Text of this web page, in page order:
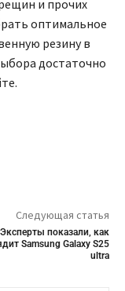
и прочих
оптимальное
резину в
достаточно
Следующая статья
Эксперты показали, как
Samsung Galaxy S25
ultra